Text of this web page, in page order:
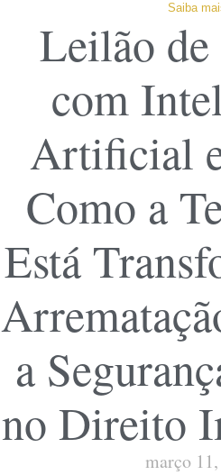
Saiba
Leilão
com
Artificial
Como a
Está
a
no Direito
março